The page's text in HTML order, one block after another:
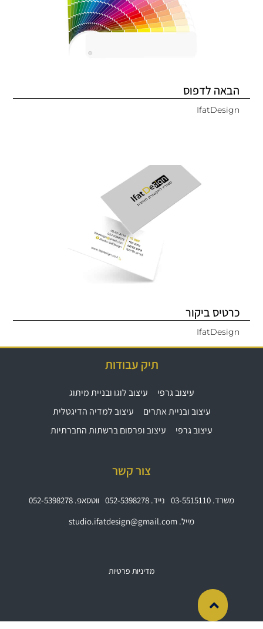
הבאה לדפוס
IfatDesign
כרטיס ביקור
IfatDesign
תיק עבודות
עיצוב גרפי
עיצוב לוגו ובניית מיתוג
עיצוב ובניית אתרים
עיצוב למדיה הדיגטלית
עיצוב גרפי
עיצוב ופרסום ברשתות החברתיות
צור קשר
משרד. 03-5515110 נייד. 052-5398278
ווטסאפ. 052-5398278
מייל. studio.ifatdesign@gmail.com
מדיניות פרטיות